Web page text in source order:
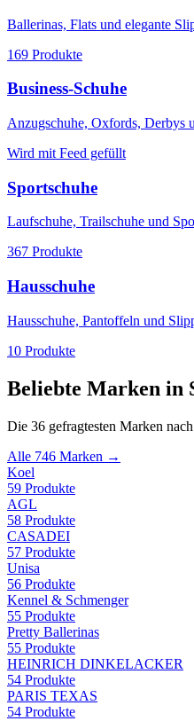
Ballerinas, Flats und elegante
169 Produkte
Business-Schuhe
Anzugschuhe, Oxfords, Derbys
Wird mit Feed gefüllt
Sportschuhe
Laufschuhe, Trailschuhe und
367 Produkte
Hausschuhe
Hausschuhe, Pantoffeln und
10 Produkte
Beliebte Marken in
Die 36 gefragtesten Marken
Alle 746 Marken →
Koel
59 Produkte
AGL
58 Produkte
CASADEI
57 Produkte
Unisa
56 Produkte
Kennel & Schmenger
55 Produkte
Pretty Ballerinas
55 Produkte
HEINRICH DINKELACKER
54 Produkte
PARIS TEXAS
54 Produkte